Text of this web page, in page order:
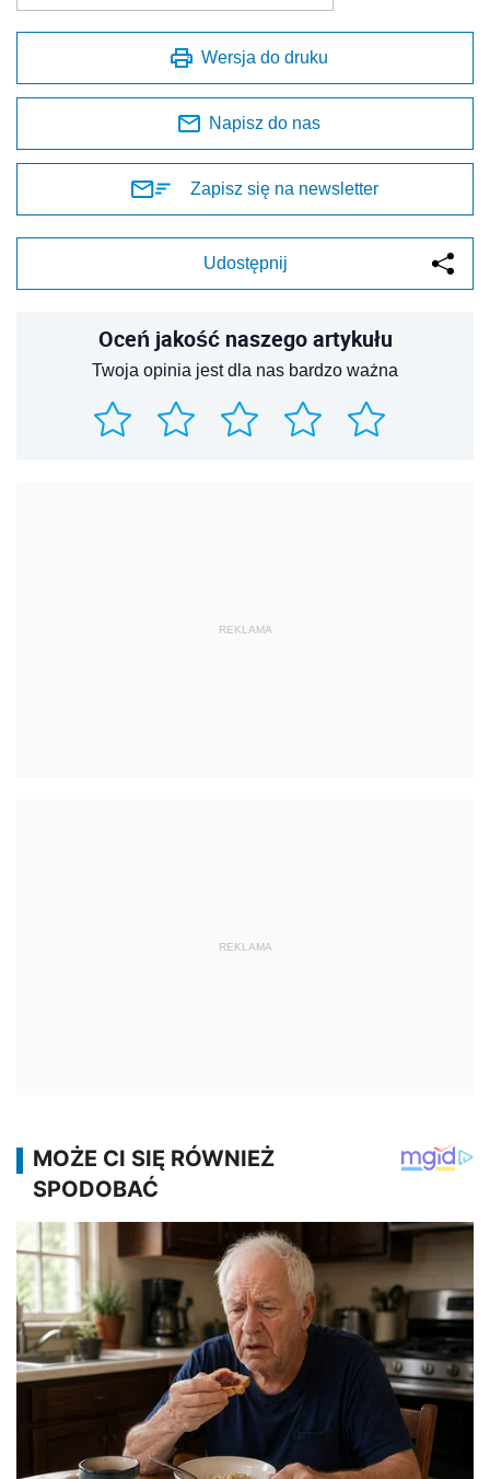
Wersja do druku
Napisz do nas
Zapisz się na newsletter
Udostępnij
Oceń jakość naszego artykułu
Twoja opinia jest dla nas bardzo ważna
REKLAMA
REKLAMA